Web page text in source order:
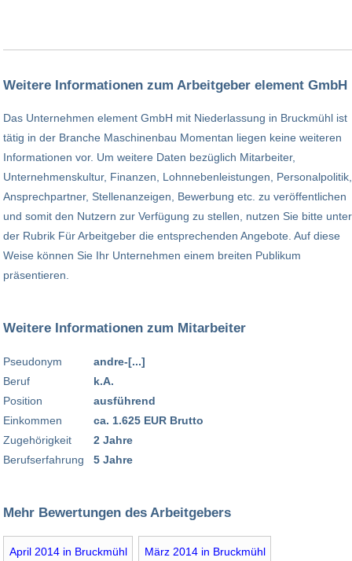
Weitere Informationen zum Arbeitgeber element GmbH
Das Unternehmen element GmbH mit Niederlassung in Bruckmühl ist
tätig in der Branche Maschinenbau Momentan liegen keine weiteren
Informationen vor. Um weitere Daten bezüglich Mitarbeiter,
Unternehmenskultur, Finanzen, Lohnnebenleistungen, Personalpolitik,
Ansprechpartner, Stellenanzeigen, Bewerbung etc. zu veröffentlichen
und somit den Nutzern zur Verfügung zu stellen, nutzen Sie bitte unter
der Rubrik Für Arbeitgeber die entsprechenden Angebote. Auf diese
Weise können Sie Ihr Unternehmen einem breiten Publikum
präsentieren.
Weitere Informationen zum Mitarbeiter
Pseudonym
Beruf
Position
Einkommen
Zugehörigkeit
Berufserfahrung
andre-[...]
k.A.
ausführend
ca. 1.625 EUR Brutto
2 Jahre
5 Jahre
Mehr Bewertungen des Arbeitgebers
April 2014 in Bruckmühl März 2014 in Bruckmühl